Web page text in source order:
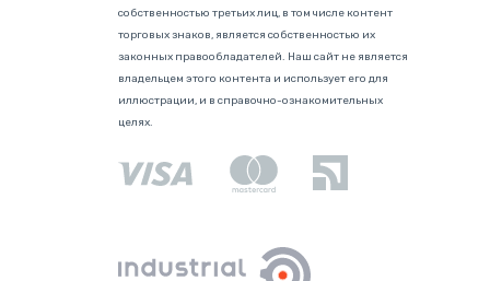
собственностью третьих лиц, в том числе контент
торговых знаков, является собственностью их
законных правообладателей. Наш сайт не является
владельцем этого контента и использует его для
иллюстрации, и в справочно-ознакомительных
целях.